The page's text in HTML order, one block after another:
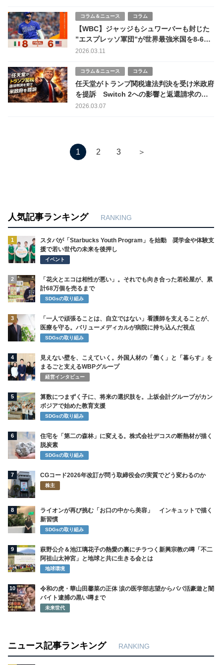
コラム＆ニュース コラム
【WBC】ジャッジもシュワーバーも封じた
”エスプレッソ軍団”が世界最強米国を8-6撃
破しアメリカは首位通過逃す史上最大の下克
2026.03.11
コラム＆ニュース コラム
任天堂がトランプ関税違法判決を受け米政府
を提訴 Switch 2への影響と返還請求の全
貌
2026.03.07
1 2 3 ＞
人気記事ランキング RANKING
1
スタバが「Starbucks Youth Program」を始動 奨学金や体験支
援で若い世代の未来を後押し
イベント
2
「花火とエコは相性が悪い」。それでも向き合った若松屋が、累
計68万個を売るまで
SDGsの取り組み
3
「一人で頑張ることは、自立ではない」看護師を支えることが、
医療を守る。バリューメディカルが病院に持ち込んだ視点
SDGsの取り組み
4
見えない壁を、こえていく。外国人材の「働く」と「暮らす」を
まるごと支えるWBPグループ
経営インタビュー
5
算数につまずく子に、将来の選択肢を。上坂会計グループがカン
ボジアで始めた教育支援
SDGsの取り組み
6
住宅を「第二の森林」に変える。株式会社デコスの断熱材が描く
脱炭素
SDGsの取り組み
7 CGコード2026年改訂が問う取締役会の実質でどう変わるのか
株主
8
ライオンが再び挑む「お口の中から美容」 インキュットで描く
新習慣
SDGsの取り組み
9
萩野公介＆池江璃花子の熱愛の裏にチラつく新興宗教の噂「不二
阿祖山太神宮」と地球と共に生きる会とは
地球環境
10
令和の虎・華山田馨菜の正体 涙の医学部志望からパパ活豪遊と闇
バイト逮捕の黒い噂まで
未来世代
ニュース記事ランキング RANKING